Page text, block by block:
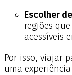
Escolher
regiões
acessíveis
Por isso, viajar
uma